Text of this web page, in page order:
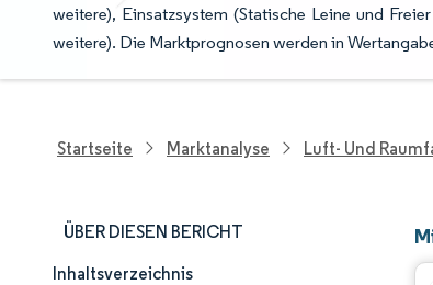
weitere), Einsatzsystem (Statische Leine und
weitere). Die Marktprognosen werden in
Startseite Marktanalyse Luft- Und
ÜBER DIESEN BERICHT
Inhaltsverzeichnis